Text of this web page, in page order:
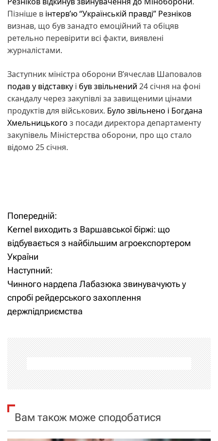
Пізніше в інтерв’ю “Українській правді” Резніков
визнав, що був занадто емоційний та обіцяв
ретельно перевірити всі факти, виявлені
журналістами.
Заступник міністра оборони В’ячеслав Шаповалов
подав у відставку і був звільнений 24 січня на фоні
скандалу через закупівлі за завищеними цінами
продуктів для військових. Було звільнено і Богдана
Хмельницького з посади директора департаменту
закупівель Міністерства оборони, про що стало
відомо 25 січня.
Н
а
в
і
г
ц
і
я
з
а
Попередній:
Kernel виходить з Варшавської біржі: що
відбувається з найбільшим агроекспортером
України
Наступний:
Чинного нардепа Лабазюка звинувачують у
спробі рейдерського захоплення
держпідприємства
Вам також може сподобатися